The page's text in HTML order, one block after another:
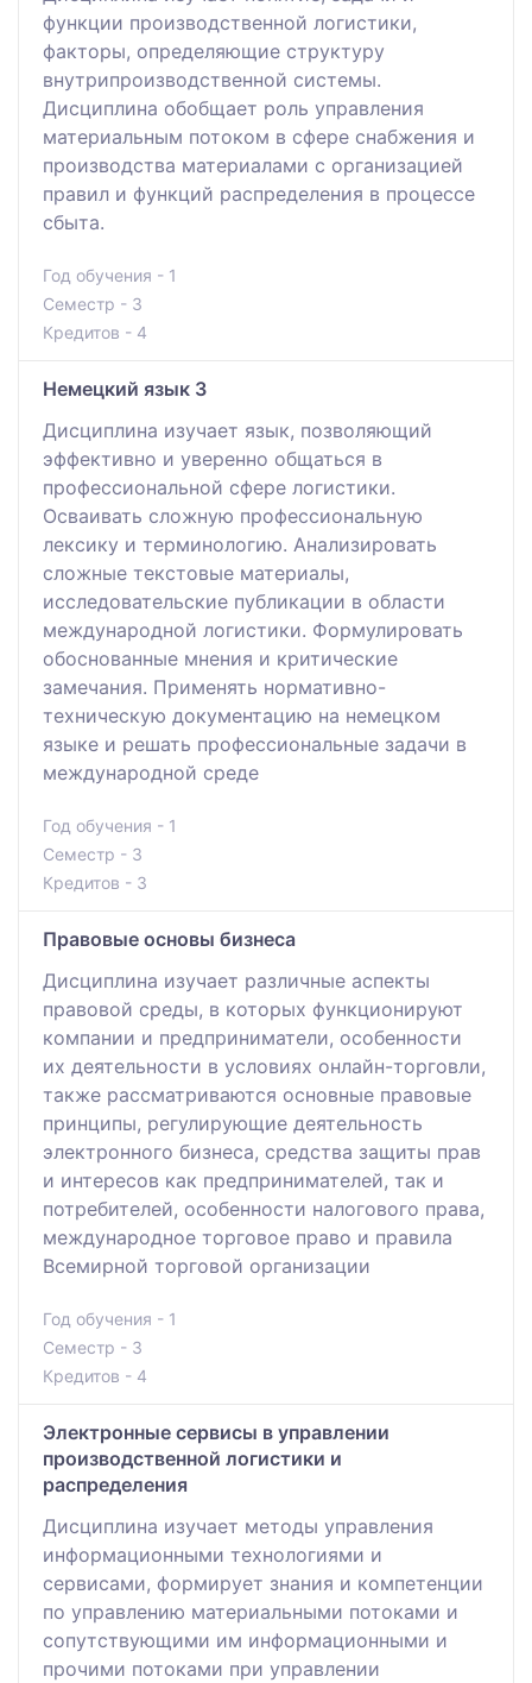
функции производственной логистики,
факторы, определяющие структуру
внутрипроизводственной системы.
Дисциплина обобщает роль управления
материальным потоком в сфере снабжения и
производства материалами с организацией
правил и функций распределения в процессе
сбыта.
Год обучения - 1
Семестр - 3
Кредитов - 4
Немецкий язык 3
Дисциплина изучает язык, позволяющий
эффективно и уверенно общаться в
профессиональной сфере логистики.
Осваивать сложную профессиональную
лексику и терминологию. Анализировать
сложные текстовые материалы,
исследовательские публикации в области
международной логистики. Формулировать
обоснованные мнения и критические
замечания. Применять нормативно-
техническую документацию на немецком
языке и решать профессиональные задачи в
международной среде
Год обучения - 1
Семестр - 3
Кредитов - 3
Правовые основы бизнеса
Дисциплина изучает различные аспекты
правовой среды, в которых функционируют
компании и предприниматели, особенности
их деятельности в условиях онлайн-торговли,
также рассматриваются основные правовые
принципы, регулирующие деятельность
электронного бизнеса, средства защиты прав
и интересов как предпринимателей, так и
потребителей, особенности налогового права,
международное торговое право и правила
Всемирной торговой организации
Год обучения - 1
Семестр - 3
Кредитов - 4
Электронные сервисы в управлении
производственной логистики и
распределения
Дисциплина изучает методы управления
информационными технологиями и
сервисами, формирует знания и компетенции
по управлению материальными потоками и
сопутствующими им информационными и
прочими потоками при управлении